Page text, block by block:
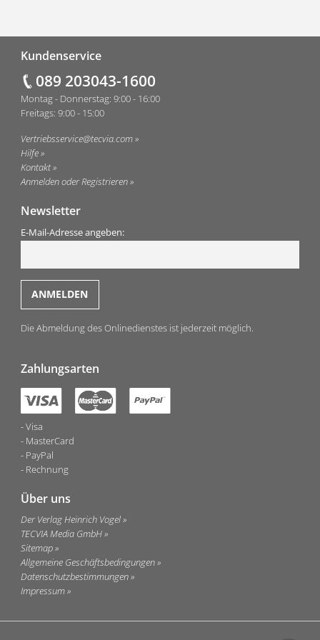
Kundenservice
089 203043-1600
Montag - Donnerstag: 9:00 - 16:00
Freitags: 9:00 - 15:00
Vertriebsservice@tecvia.com
Hilfe
Kontakt
Anmelden oder Registrieren
Newsletter
E-Mail-Adresse angeben:
Die Abmeldung des Onlinedienstes ist jederzeit möglich.
Zahlungsarten
Visa
MasterCard
PayPal
Rechnung
Über uns
Der Verlag Heinrich Vogel
TECVIA Media GmbH
Sitemap
Allgemeine Geschäftsbedingungen
Datenschutzbestimmungen
Impressum